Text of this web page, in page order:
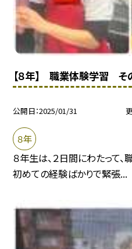
【８年】 職業体験学習 そ
公開日 2025/01/31
８年
８年生は、２日間にわたって
初めての経験ばかりで緊張...